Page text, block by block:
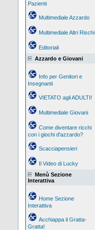
Pazienti
Multimediale Azzardo
Multimediale Altri Rischi
Editoriali
Azzardo e Giovani
Info per Genitori e
Insegnanti
VIETATO agli ADULTI!
Multimediale Giovani
Come diventare ricchi
con i giochi d'azzardo?
Scacciapensieri
Il Video di Lucky
Menù Sezione
Interattiva
Home Sezione
Interattiva
Acchiappa il Gratta-
Gratta!